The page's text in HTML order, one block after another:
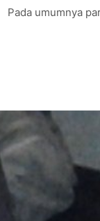
Pada umumnya